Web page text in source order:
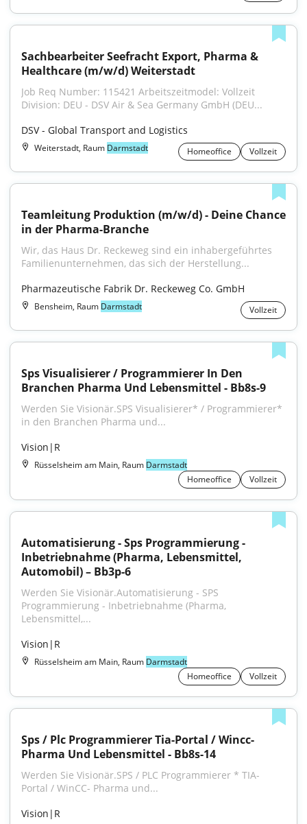
Sachbearbeiter Seefracht Export, Pharma &
Healthcare (m/w/d) Weiterstadt
Job Req Number: 115421 Arbeitszeitmodel: Vollzeit
Division: DEU - DSV Air & Sea Germany GmbH (DEU...
DSV - Global Transport and Logistics
Weiterstadt, Raum Darmstadt Homeoffice Vollzeit
Teamleitung Produktion (m/w/d) - Deine Chance
in der Pharma-Branche
Wir, das Haus Dr. Reckeweg sind ein inhabergeführtes
Familienunternehmen, das sich der Herstellung...
Pharmazeutische Fabrik Dr. Reckeweg Co. GmbH
Bensheim, Raum Darmstadt Vollzeit
Sps Visualisierer / Programmierer In Den
Branchen Pharma Und Lebensmittel - Bb8s-9
Werden Sie Visionär.SPS Visualisierer* / Programmierer*
in den Branchen Pharma und...
Vision|R
Rüsselsheim am Main, Raum Darmstadt
Homeoffice
Vollzeit
Automatisierung - Sps Programmierung -
Inbetriebnahme (Pharma, Lebensmittel,
Automobil) – Bb3p-6
Werden Sie Visionär.Automatisierung - SPS
Programmierung - Inbetriebnahme (Pharma,
Lebensmittel,...
Vision|R
Rüsselsheim am Main, Raum Darmstadt
Homeoffice
Vollzeit
Sps / Plc Programmierer Tia-Portal / Wincc-
Pharma Und Lebensmittel - Bb8s-14
Werden Sie Visionär.SPS / PLC Programmierer * TIA-
Portal / WinCC- Pharma und...
Vision|R